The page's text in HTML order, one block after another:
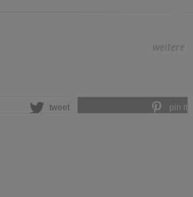
weitere
tweet pin it